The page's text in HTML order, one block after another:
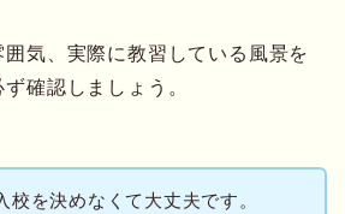
気、実際に教習している風景を
確認しましょう。
校を決めなくて大丈夫です。